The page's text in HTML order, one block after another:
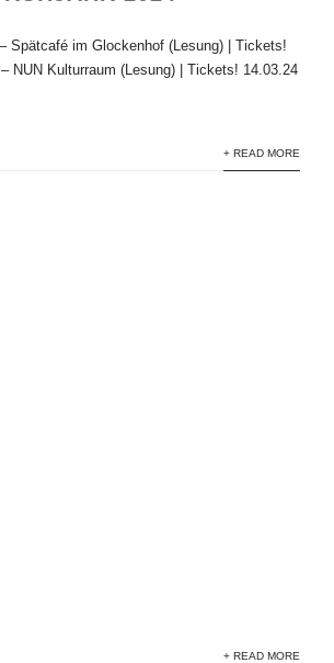
Spätcafé im Glockenhof (Lesung) | Tickets!
NUN Kulturraum (Lesung) | Tickets! 14.03.24
+ READ MORE
+ READ MORE